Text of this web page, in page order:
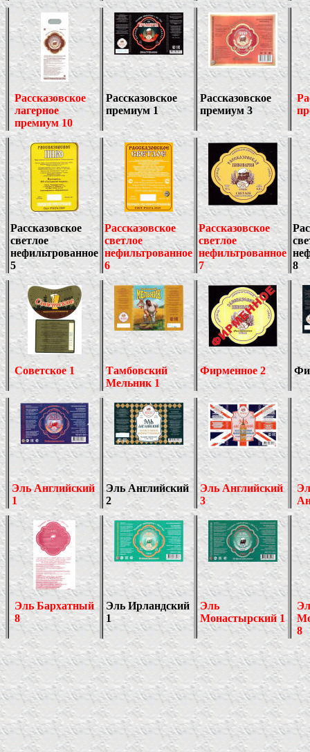
Рассказовское
лагерное
премиум 10
Рассказовское
премиум 1
Рассказовское
премиум 3
Рассказовское
светлое
нефильтрованное
5
Рассказовское
светлое
нефильтрованное
6
Рассказовское
светлое
нефильтрованное
7
8
Советское 1
Тамбовский
Мельник 1
Фирменное 2
Эль Английский
1
Эль Английский
2
Эль Английский
3
Эль Бархатный
8
Эль Ирландский
1
Эль
Монастырский 1
8